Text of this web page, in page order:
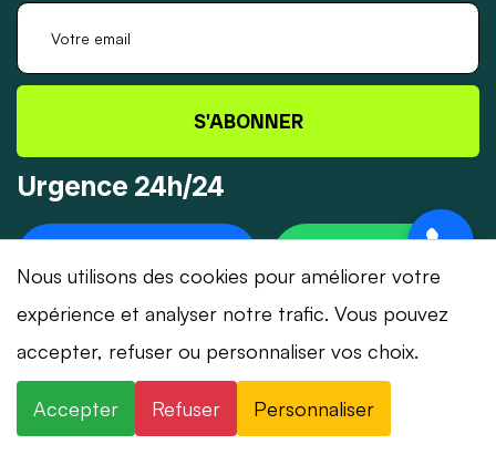
S'ABONNER
Urgence 24h/24
© 2026 Dépannage-Serrurier.ch - Tous droits
réservés | Suisse romande
Nous utilisons des cookies pour améliorer votre
expérience et analyser notre trafic. Vous pouvez
accepter, refuser ou personnaliser vos choix.
Accepter Refuser Personnaliser